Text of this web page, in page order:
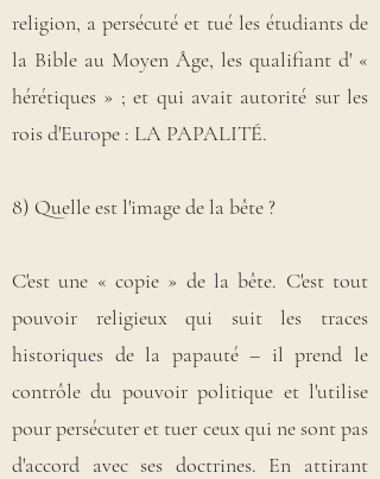
religion, a persécuté et tué les étudiants de
la Bible au Moyen Âge, les qualifiant d' «
hérétiques » ; et qui avait autorité sur les
rois d'Europe : LA PAPALITÉ.
8) Quelle est l'image de la bête ?
C'est une « copie » de la bête. C'est tout
pouvoir religieux qui suit les traces
historiques de la papauté – il prend le
contrôle du pouvoir politique et l'utilise
pour persécuter et tuer ceux qui ne sont pas
d'accord avec ses doctrines. En attirant